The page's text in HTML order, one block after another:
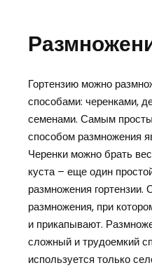
Гортензию можно
способами: черенками,
семенами. Самым
способом размножения
Черенки можно брать
куста – еще один
размножения гортензии.
размножения, при
и прикапывают.
сложный и трудоемкий
используется только